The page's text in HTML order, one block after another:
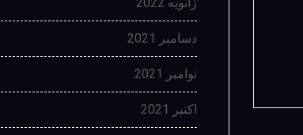
دسامبر 2021
نوامبر 2021
اکتبر 2021